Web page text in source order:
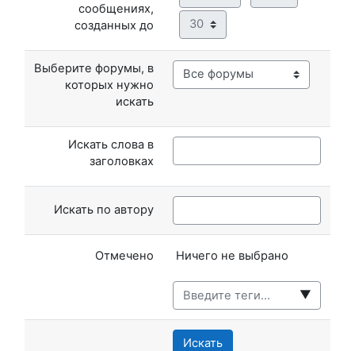
сообщениях,
созданных до
Минута
Выберите форумы, в
которых нужно
искать
Искать слова в
заголовках
Искать по автору
Отмечено Выбранные элементы:
Ничего не выбрано
▼
Искать